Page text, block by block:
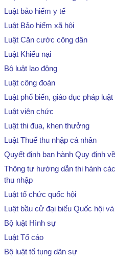
Luật bảo hiểm y tế
Luật Bảo hiểm xã hội
Luật Căn cước công dân
Luật Khiếu nại
Bộ luật lao động
Luật công đoàn
Luật phổ biến, giáo dục pháp luật
Luật viên chức
Luật thi đua, khen thưởng
Luật Thuế thu nhập cá nhân
Quyết định ban hành Quy định
Thông tư hướng dẫn thi hành
thu nhập
Luật tổ chức quốc hội
Luật bầu cử đại biểu Quốc hội
Bộ luật Hình sự
Luật Tố cáo
Bộ luật tố tụng dân sự